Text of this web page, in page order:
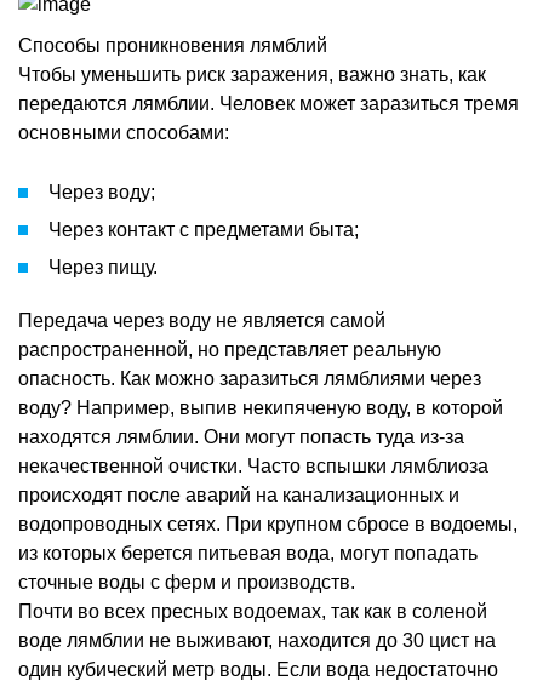
Способы проникновения лямблий
Чтобы уменьшить риск заражения, важно знать, как
передаются лямблии. Человек может заразиться тремя
основными способами:
Через воду;
Через контакт с предметами быта;
Через пищу.
Передача через воду не является самой
распространенной, но представляет реальную
опасность. Как можно заразиться лямблиями через
воду? Например, выпив некипяченую воду, в которой
находятся лямблии. Они могут попасть туда из-за
некачественной очистки. Часто вспышки лямблиоза
происходят после аварий на канализационных и
водопроводных сетях. При крупном сбросе в водоемы,
из которых берется питьевая вода, могут попадать
сточные воды с ферм и производств.
Почти во всех пресных водоемах, так как в соленой
воде лямблии не выживают, находится до 30 цист на
один кубический метр воды. Если вода недостаточно